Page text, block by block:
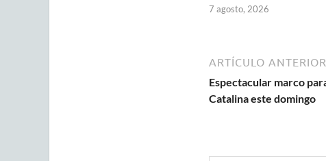
7 agosto, 2026
ARTÍCULO ANTERIOR
Espectacular marco
Catalina este domingo